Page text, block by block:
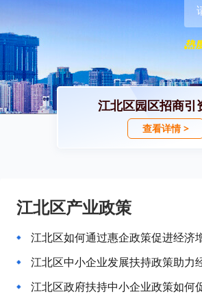
江北区园区招商引
查看详情 >
江北区产业政策
江北区如何通过惠企政策促进经济
江北区中小企业发展扶持政策助力
江北区政府扶持中小企业政策如何